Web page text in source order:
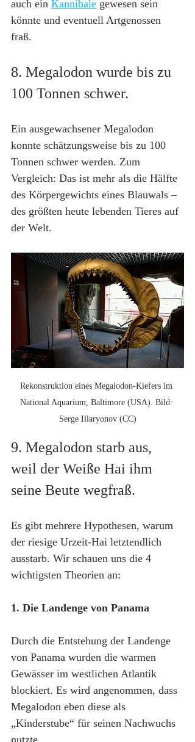
auch ein Kannibale gewesen sein
könnte und eventuell Artgenossen
fraß.
8. Megalodon wurde bis zu
100 Tonnen schwer.
Ein ausgewachsener Megalodon
konnte schätzungsweise bis zu 100
Tonnen schwer werden. Zum
Vergleich: Das ist mehr als die Hälfte
des Körpergewichts eines Blauwals –
des größten heute lebenden Tieres auf
der Welt.
Rekonstruktion eines Megalodon-Kiefers im
National Aquarium, Baltimore (USA). Bild:
Serge Illaryonov (CC)
9. Megalodon starb aus,
weil der Weiße Hai ihm
seine Beute wegfraß.
Es gibt mehrere Hypothesen, warum
der riesige Urzeit-Hai letztendlich
ausstarb. Wir schauen uns die 4
wichtigsten Theorien an:
1. Die Landenge von Panama
Durch die Entstehung der Landenge
von Panama wurden die warmen
Gewässer im westlichen Atlantik
blockiert. Es wird angenommen, dass
Megalodon eben diese als
„Kinderstube“ für seinen Nachwuchs